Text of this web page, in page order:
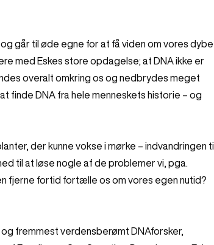
går til øde egne for at få viden om vores dybe
med Eskes store opdagelse; at DNA ikke er
overalt omkring os og nedbrydes meget
finde DNA fra hele menneskets historie – og
der kunne vokse i mørke – indvandringen til
til at løse nogle af de problemer vi, pga.
fjerne fortid fortælle os om vores egen nutid?
fremmest verdensberømt DNAforsker,